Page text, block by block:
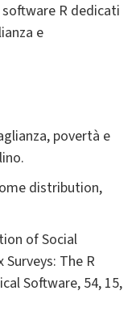
R dedicati
e
povertà e
distribution,
of Social
The R
Software, 54, 15,